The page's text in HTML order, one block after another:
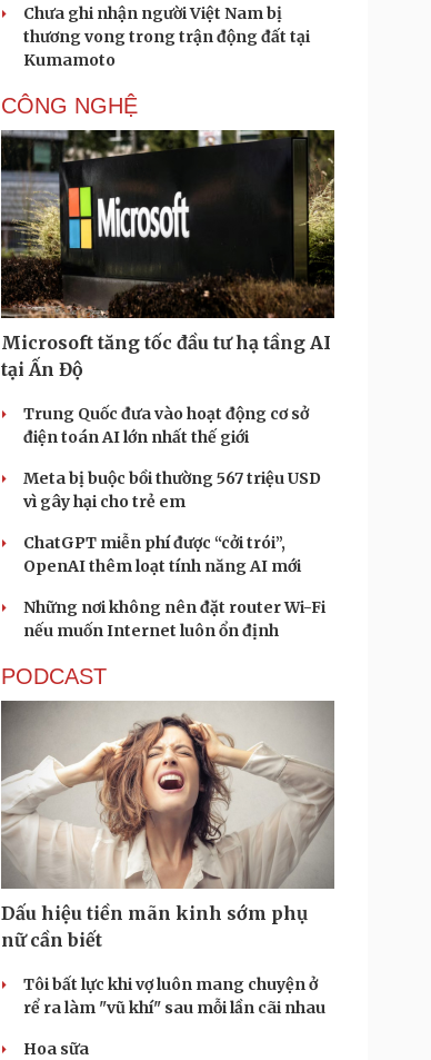
Chưa ghi nhận người Việt Nam bị
thương vong trong trận động đất tại
Kumamoto
CÔNG NGHỆ
Microsoft tăng tốc đầu tư hạ tầng AI
tại Ấn Độ
Trung Quốc đưa vào hoạt động cơ sở
điện toán AI lớn nhất thế giới
Meta bị buộc bồi thường 567 triệu USD
vì gây hại cho trẻ em
ChatGPT miễn phí được “cởi trói”,
OpenAI thêm loạt tính năng AI mới
Những nơi không nên đặt router Wi-Fi
nếu muốn Internet luôn ổn định
PODCAST
Dấu hiệu tiền mãn kinh sớm phụ
nữ cần biết
Tôi bất lực khi vợ luôn mang chuyện ở
rể ra làm "vũ khí" sau mỗi lần cãi nhau
Hoa sữa